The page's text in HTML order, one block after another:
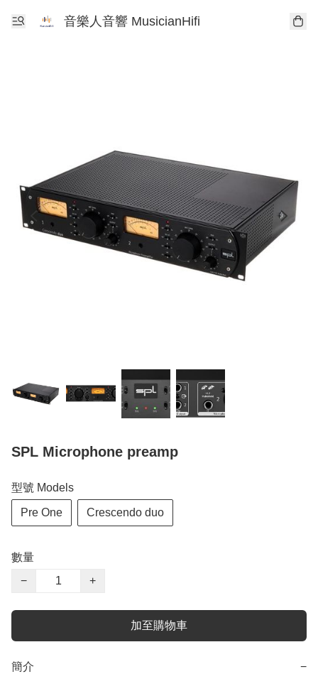
音樂人音響 MusicianHifi
SPL Microphone preamp
型號 Models
Pre One Crescendo duo
數量
−
+
加至購物車
簡介 −